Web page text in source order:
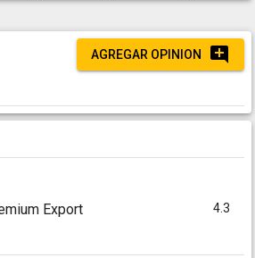
AGREGAR OPINION
Export 4.3